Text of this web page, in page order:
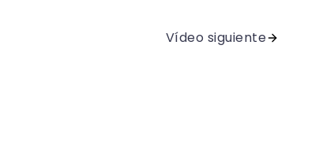
Vídeo siguiente